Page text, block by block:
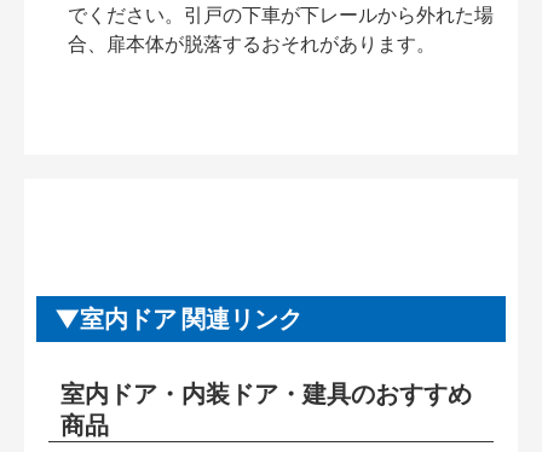
でください。引戸の下車が下レールから外れた場
合、扉本体が脱落するおそれがあります。
室内ドア 関連リンク
室内ドア・内装ドア・建具のおすすめ
商品